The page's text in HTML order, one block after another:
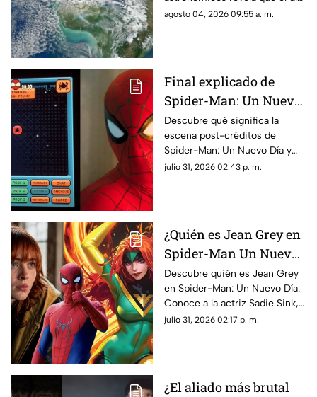
pasará a durar 25 horas. Aquí
agosto 04, 2026 09:55 a. m.
Final explicado de
Spider-Man: Un Nuevo
Día: ¿Por qué Peter está
en el espacio?
Descubre qué significa la
escena post-créditos de
Spider-Man: Un Nuevo Día y
las teorías de por qué Peter
julio 31, 2026 02:43 p. m.
¿Quién es Jean Grey en
Spider-Man Un Nuevo
Día? Sadie Sink y los
mutantes del UCM
Descubre quién es Jean Grey
en Spider-Man: Un Nuevo Día.
Conoce a la actriz Sadie Sink,
sus poderes y su impacto en la
julio 31, 2026 02:17 p. m.
¿El aliado más brutal